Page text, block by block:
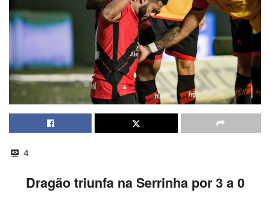
4
Dragão triunfa na Serrinha por 3 a 0